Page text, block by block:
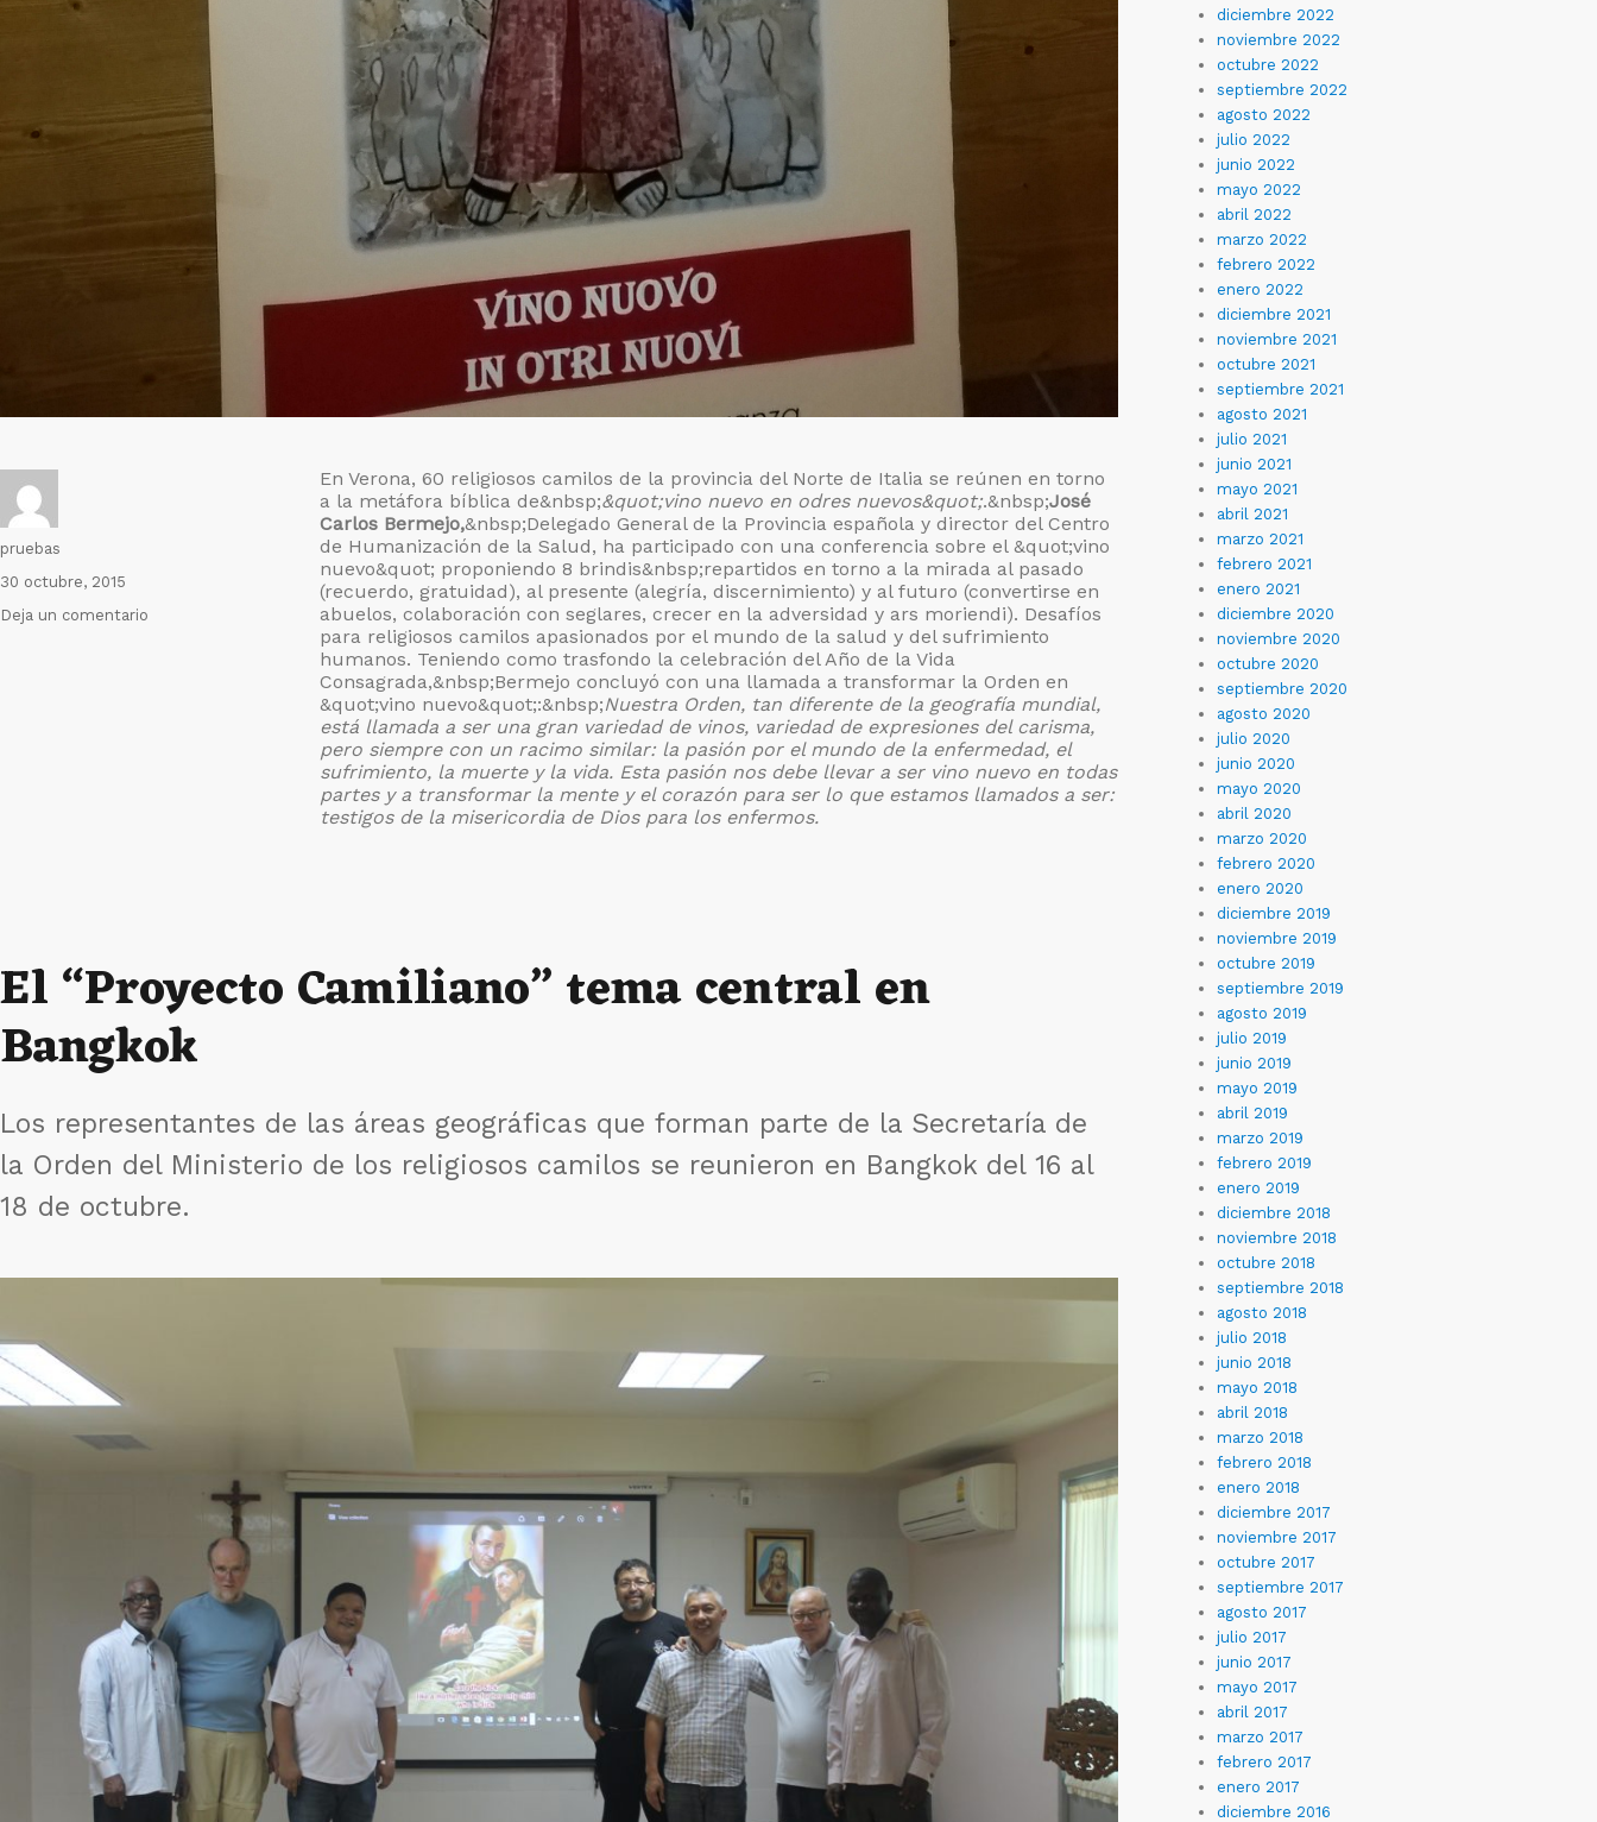
En Verona, 60 religiosos camilos de la provincia del Norte de Italia se reúnen en torno
a la metáfora bíblica de&nbsp;&quot;vino nuevo en odres nuevos&quot;.&nbsp;José
Carlos Bermejo,&nbsp;Delegado General de la Provincia española y director del Centro
de Humanización de la Salud, ha participado con una conferencia sobre el &quot;vino
nuevo&quot; proponiendo 8 brindis&nbsp;repartidos en torno a la mirada al pasado
(recuerdo, gratuidad), al presente (alegría, discernimiento) y al futuro (convertirse en
abuelos, colaboración con seglares, crecer en la adversidad y ars moriendi). Desafíos
para religiosos camilos apasionados por el mundo de la salud y del sufrimiento
humanos. Teniendo como trasfondo la celebración del Año de la Vida
Consagrada,&nbsp;Bermejo concluyó con una llamada a transformar la Orden en
&quot;vino nuevo&quot;:&nbsp;Nuestra Orden, tan diferente de la geografía mundial,
está llamada a ser una gran variedad de vinos, variedad de expresiones del carisma,
pero siempre con un racimo similar: la pasión por el mundo de la enfermedad, el
sufrimiento, la muerte y la vida. Esta pasión nos debe llevar a ser vino nuevo en todas
partes y a transformar la mente y el corazón para ser lo que estamos llamados a ser:
testigos de la misericordia de Dios para los enfermos.
Autor
pruebas
Publicado
30 octubre, 2015
Deja un comentario
El “Proyecto Camiliano” tema central en
Bangkok
Los representantes de las áreas geográficas que forman parte de la Secretaría de
la Orden del Ministerio de los religiosos camilos se reunieron en Bangkok del 16 al
18 de octubre.
diciembre 2022
noviembre 2022
octubre 2022
septiembre 2022
agosto 2022
julio 2022
junio 2022
mayo 2022
abril 2022
marzo 2022
febrero 2022
enero 2022
diciembre 2021
noviembre 2021
octubre 2021
septiembre 2021
agosto 2021
julio 2021
junio 2021
mayo 2021
abril 2021
marzo 2021
febrero 2021
enero 2021
diciembre 2020
noviembre 2020
octubre 2020
septiembre 2020
agosto 2020
julio 2020
junio 2020
mayo 2020
abril 2020
marzo 2020
febrero 2020
enero 2020
diciembre 2019
noviembre 2019
octubre 2019
septiembre 2019
agosto 2019
julio 2019
junio 2019
mayo 2019
abril 2019
marzo 2019
febrero 2019
enero 2019
diciembre 2018
noviembre 2018
octubre 2018
septiembre 2018
agosto 2018
julio 2018
junio 2018
mayo 2018
abril 2018
marzo 2018
febrero 2018
enero 2018
diciembre 2017
noviembre 2017
octubre 2017
septiembre 2017
agosto 2017
julio 2017
junio 2017
mayo 2017
abril 2017
marzo 2017
febrero 2017
enero 2017
diciembre 2016